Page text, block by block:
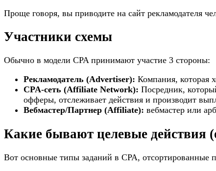
Проще говоря, вы приводите на сайт рекламодателя
Участники схемы
Обычно в модели CPA принимают участие 3 стороны:
Рекламодатель (Advertiser): Компания, которая
CPA-сеть (Affiliate Network): Посредник,
офферы, отслеживает действия и производит
Вебмастер/Партнер (Affiliate): вебмастер или
Какие бывают целевые действия
Вот основные типы заданий в CPA, отсортированные